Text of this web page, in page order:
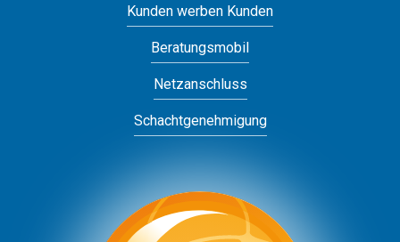
Kunden werben Kunden
Beratungsmobil
Netzanschluss
Schachtgenehmigung